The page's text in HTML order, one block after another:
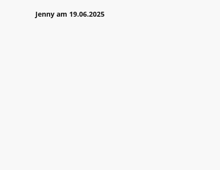
Jenny am 19.06.2025